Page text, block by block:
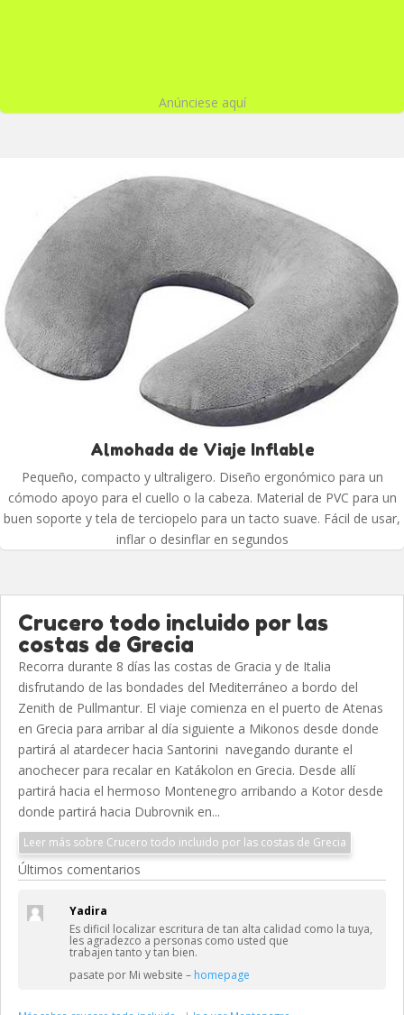
Anúnciese aquí
Almohada de Viaje Inflable
Pequeño, compacto y ultraligero. Diseño ergonómico para un
cómodo apoyo para el cuello o la cabeza. Material de PVC para un
buen soporte y tela de terciopelo para un tacto suave. Fácil de usar,
inflar o desinflar en segundos
Crucero todo incluido por las
costas de Grecia
Recorra durante 8 días las costas de Gracia y de Italia
disfrutando de las bondades del Mediterráneo a bordo del
Zenith de Pullmantur. El viaje comienza en el puerto de Atenas
en Grecia para arribar al día siguiente a Mikonos desde donde
partirá al atardecer hacia Santorini navegando durante el
anochecer para recalar en Katákolon en Grecia. Desde allí
partirá hacia el hermoso Montenegro arribando a Kotor desde
donde partirá hacia Dubrovnik en...
Leer más sobre Crucero todo incluido por las costas de Grecia
Últimos comentarios
Yadira
Es dificil localizar escritura de tan alta calidad como la tuya,
les agradezco a personas como usted que
trabajen tanto y tan bien.
pasate por Mi website – homepage